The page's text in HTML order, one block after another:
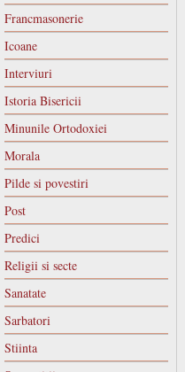
Francmasonerie
Icoane
Interviuri
Istoria Bisericii
Minunile Ortodoxiei
Morala
Pilde si povestiri
Post
Predici
Religii si secte
Sanatate
Sarbatori
Stiinta